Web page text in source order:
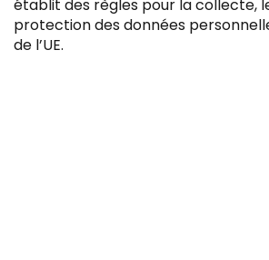
établit des règles pour la collecte,
protection des données
de l’UE.